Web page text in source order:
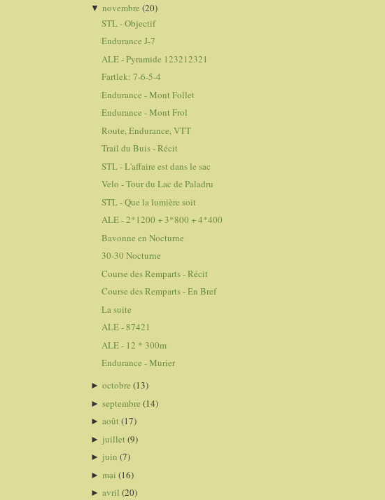
▼ novembre (20)
STL - Objectif
Endurance J-7
ALE - Pyramide 123212321
Fartlek: 7-6-5-4
Endurance - Mont Follet
Endurance - Mont Frol
Route, Endurance, VTT
Trail du Buis - Récit
STL - L'affaire est dans le sac
Velo - Tour du Lac de Paladru
STL - Que la lumière soit
ALE - 2*1200 + 3*800 + 4*400
Bavonne en Nocturne
30-30 Nocturne
Course des Remparts - Récit
Course des Remparts - En Bref
La suite
ALE - 87421
ALE - 12 * 300m
Endurance - Murier
► octobre (13)
► septembre (14)
► août (17)
► juillet (9)
► juin (7)
► mai (16)
► avril (20)